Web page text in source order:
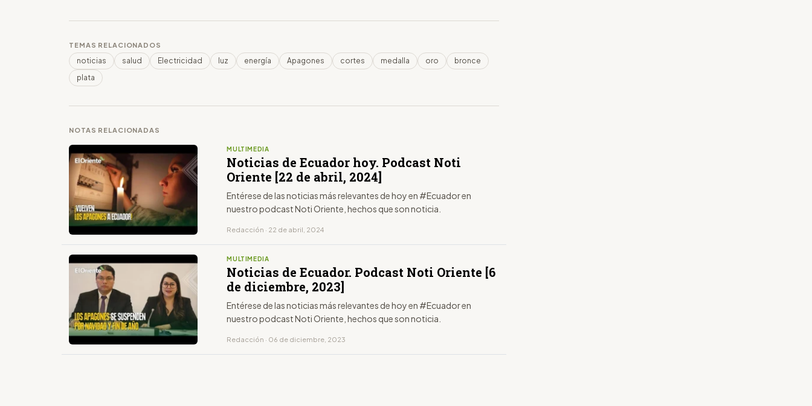
TEMAS RELACIONADOS
noticias salud Electricidad luz energía Apagones cortes medalla oro
bronce
plata
NOTAS RELACIONADAS
MULTIMEDIA
Noticias de Ecuador hoy. Podcast Noti
Oriente [22 de abril, 2024]
Entérese de las noticias más relevantes de hoy en #Ecuador en
nuestro podcast Noti Oriente, hechos que son noticia.
Redacción · 22 de abril, 2024
MULTIMEDIA
Noticias de Ecuador. Podcast Noti Oriente [6
de diciembre, 2023]
Entérese de las noticias más relevantes de hoy en #Ecuador en
nuestro podcast Noti Oriente, hechos que son noticia.
Redacción · 06 de diciembre, 2023